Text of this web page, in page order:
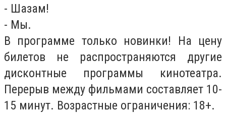
- Шазам!
- Мы.
В программе только новинки! На цену
билетов не распространяются другие
дисконтные программы кинотеатра.
Перерыв между фильмами составляет 10-
15 минут. Возрастные ограничения: 18+.